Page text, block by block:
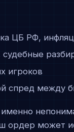
ЦБ РФ,
игроков
спред между
ордер может